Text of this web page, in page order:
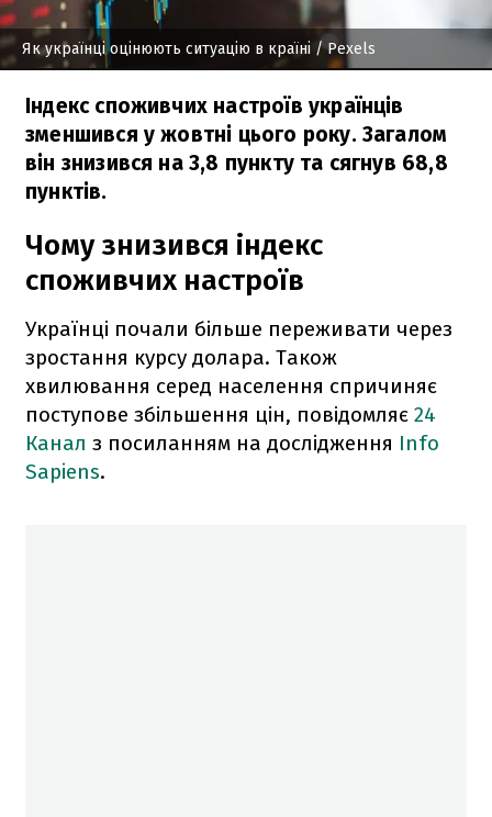
Як українці оцінюють ситуацію в країні / Pexels
Індекс споживчих настроїв українців
зменшився у жовтні цього року. Загалом
він знизився на 3,8 пункту та сягнув 68,8
пунктів.
Чому знизився індекс
споживчих настроїв
Українці почали більше переживати через
зростання курсу долара. Також
хвилювання серед населення спричиняє
поступове збільшення цін, повідомляє 24
Канал з посиланням на дослідження Info
Sapiens.